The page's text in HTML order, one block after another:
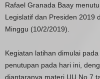
Rafael Granada Baay
Legislatif dan Presiden 2019
Minggu (10/2/2019).
Kegiatan latihan dimulai
penutupan pada hari ini,
diantaranya materi UU No 7